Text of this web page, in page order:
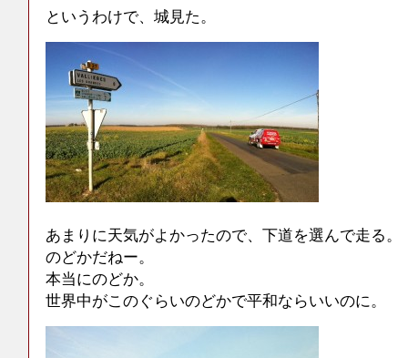
というわけで、城見た。
あまりに天気がよかったので、下道を選んで走る。
のどかだねー。
本当にのどか。
世界中がこのぐらいのどかで平和ならいいのに。